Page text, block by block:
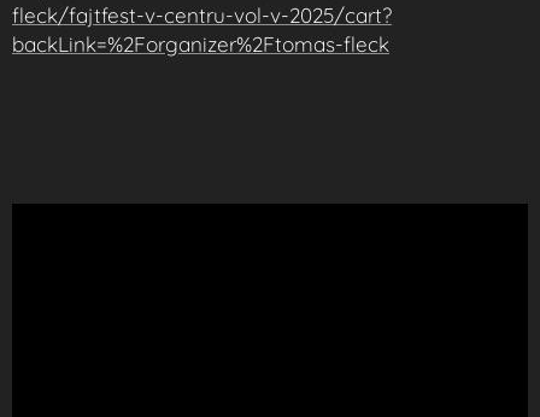
fleck/fajtfest-v-centru-vol-v-2025/cart?
backLink=%2Forganizer%2Ftomas-fleck